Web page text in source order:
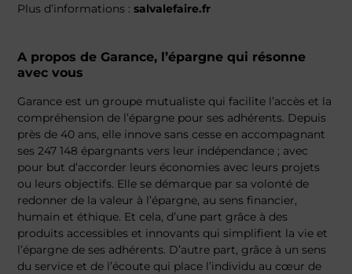
Plus d’informations :salvalefaire.fr
A propos de Garance, l’épargne qui résonne
avec vous
Garance est un groupe mutualiste qui facilite l’accès et la
compréhension de l’épargne pour ses adhérents. Depuis
près de 40 ans, elle innove sans cesse en accompagnant
ses 247 148 épargnants vers leur indépendance ; avec
pour but d’accorder leurs économies avec leurs projets
ou leurs objectifs. Elle se démarque par sa volonté de
redonner de la valeur à l’épargne, au sens financier,
humain et éthique. Et cela, d’une part grâce à des
produits accessibles et innovants qui simplifient la vie et
l’épargne de ses adhérents. D’autre part, grâce à un sens
du service et de l’écoute qui place l’individu au cœur de